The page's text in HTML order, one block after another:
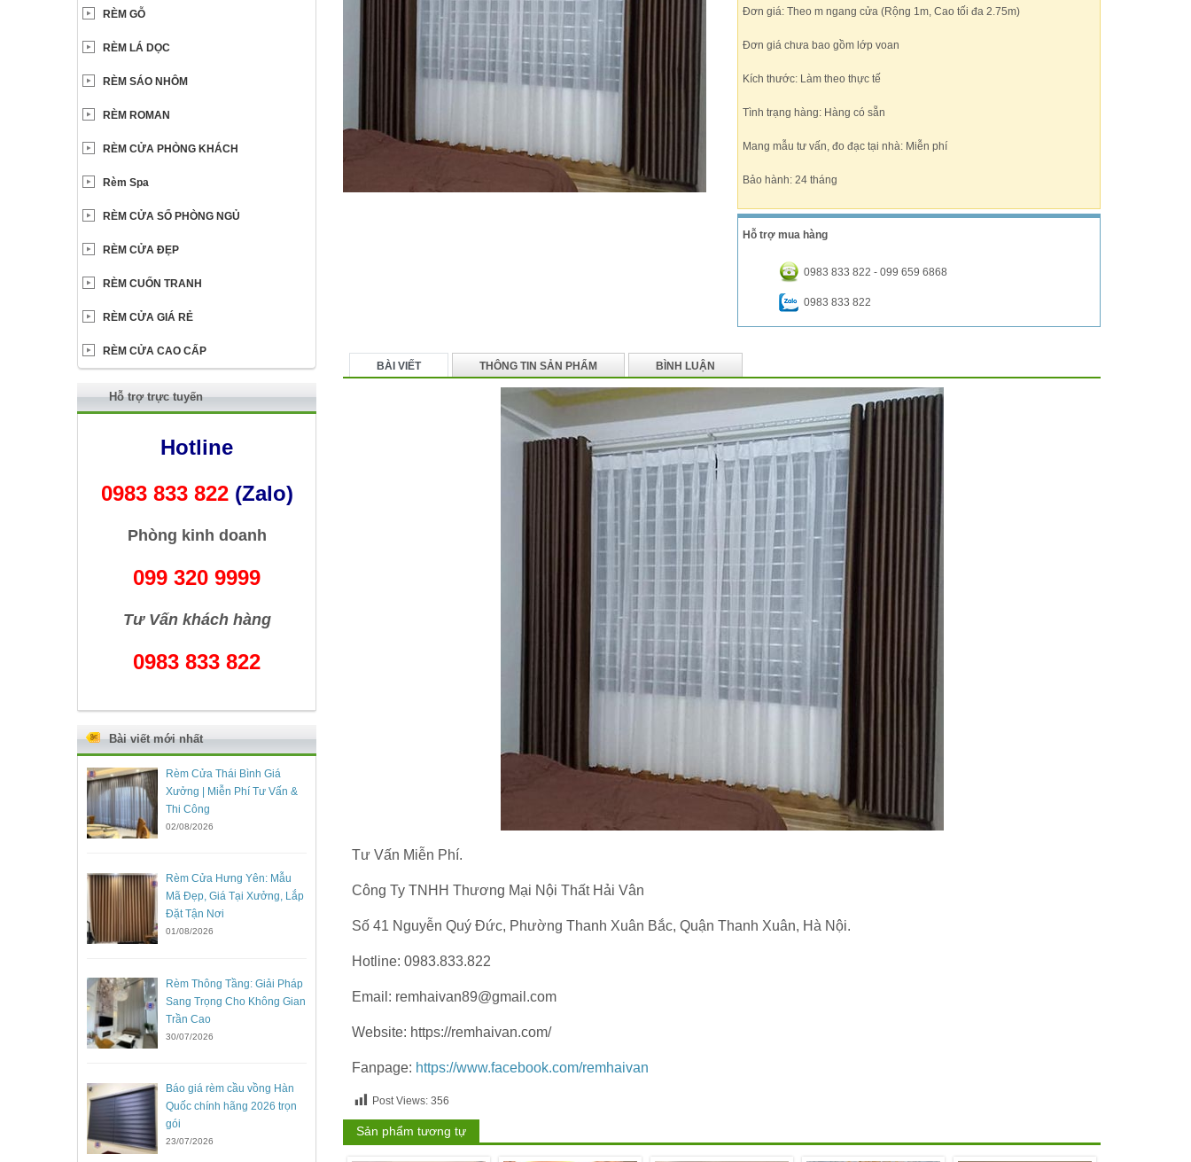
Đơn giá: Theo m ngang cửa (Rộng 1m, Cao tối đa 2.75m)
Đơn giá chưa bao gồm lớp voan
Kích thước: Làm theo thực tế
Tình trạng hàng: Hàng có sẵn
Mang mẫu tư vấn, đo đạc tại nhà: Miễn phí
Bảo hành: 24 tháng
Hỗ trợ mua hàng
0983 833 822 - 099 659 6868
0983 833 822
BÀI VIẾT THÔNG TIN SẢN PHẨM BÌNH LUẬN
Tư Vấn Miễn Phí.
Công Ty TNHH Thương Mại Nội Thất Hải Vân
Số 41 Nguyễn Quý Đức, Phường Thanh Xuân Bắc, Quận Thanh Xuân, Hà Nội.
Hotline: 0983.833.822
Email: remhaivan89@gmail.com
Website: https://remhaivan.com/
Fanpage: https://www.facebook.com/remhaivan
Post Views: 356
Sản phẩm tương tự
RÈM GỖ
RÈM LÁ DỌC
RÈM SÁO NHÔM
RÈM ROMAN
RÈM CỬA PHÒNG KHÁCH
Rèm Spa
RÈM CỬA SỔ PHÒNG NGỦ
RÈM CỬA ĐẸP
RÈM CUỐN TRANH
RÈM CỬA GIÁ RẺ
RÈM CỬA CAO CẤP
Hỗ trợ trực tuyến
Hotline
0983 833 822 (Zalo)
Phòng kinh doanh
099 320 9999
Tư Vấn khách hàng
0983 833 822
Bài viết mới nhất
Rèm Cửa Thái Bình Giá
Xưởng | Miễn Phí Tư Vấn &
Thi Công
02/08/2026
Rèm Cửa Hưng Yên: Mẫu
Mã Đẹp, Giá Tại Xưởng, Lắp
Đặt Tận Nơi
01/08/2026
Rèm Thông Tầng: Giải Pháp
Sang Trọng Cho Không Gian
Trần Cao
30/07/2026
Báo giá rèm cầu vồng Hàn
Quốc chính hãng 2026 trọn
gói
23/07/2026